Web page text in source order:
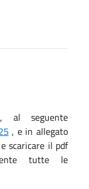
al seguente
, e in allegato
scaricare il pdf
tutte le